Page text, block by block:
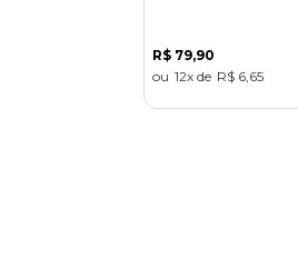
R$ 79,90
12
R$ 6, 65